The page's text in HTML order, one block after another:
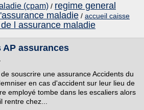
(cpam) / regime general
maladie / accueil caisse
l assurance maladie
assurances
souscrire une assurance Accidents du
en cas d'accident sur leur lieu de
employé tombe dans les escaliers alors
chez...